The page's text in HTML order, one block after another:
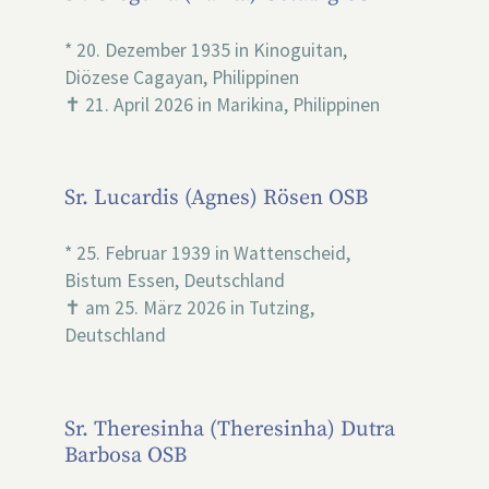
* 20. Dezember 1935 in Kinoguitan,
Diözese Cagayan, Philippinen
✝ 21. April 2026 in Marikina, Philippinen
Sr. Lucardis (Agnes) Rösen OSB
* 25. Februar 1939 in Wattenscheid,
Bistum Essen, Deutschland
✝ am 25. März 2026 in Tutzing,
Deutschland
Sr. Theresinha (Theresinha) Dutra
Barbosa OSB